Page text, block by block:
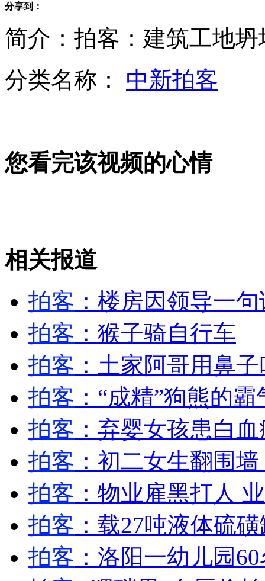
五人强坐出租车 的哥拒超载被打
撞人后冒充好心人 “淡定哥”原为肇事者
山西运城恶犬咬伤多人 警民合力深夜将其击毙
女孩北京地铁殴打老人 痛下狠手拳打脚踢
无痛分娩是否安全 医生回应
外交部：反对强权政治霸凌主义
外交部：有关国家言论片面不公正
安徽一实载49人客车翻车
分享到：
简介：拍客：建筑工地
分类名称： 中新拍客
您看完该视频的心情
相关报道
拍客 ：楼房因领导一
拍客 ：猴子骑自行车
拍客 ：土家阿哥用鼻
拍客 ：“成精”狗熊的
拍客 ：弃婴女孩患白
拍客 ：初二女生翻围
拍客 ：物业雇黑打人
拍客 ：载27吨液体硫
拍客 ：洛阳一幼儿园